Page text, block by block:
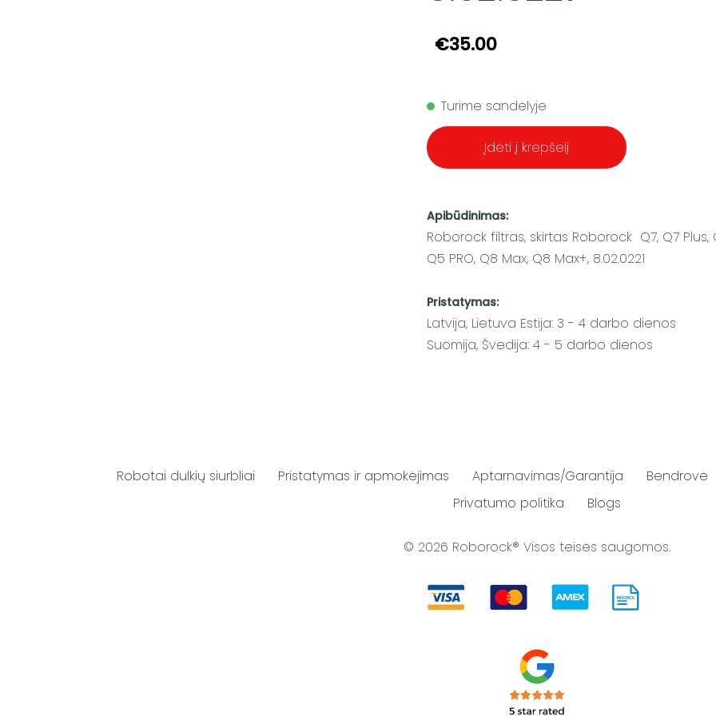
€35.00
Turime sandėlyje
Įdėti į krepšelį
Apibūdinimas:
Roborock filtras, skirtas Roborock Q7, Q7 Plus,
Q5 PRO, Q8 Max, Q8 Max+, 8.02.0221
Pristatymas:
Latvija, Lietuva Estija: 3 - 4 darbo dienos
Suomija, Švedija: 4 - 5 darbo dienos
Robotai dulkių siurbliai Pristatymas ir apmokėjimas Aptarnavimas/Garantija
Bendrovė
Privatumo politika
Blogs
© 2026 Roborock® Visos teisės saugomos.